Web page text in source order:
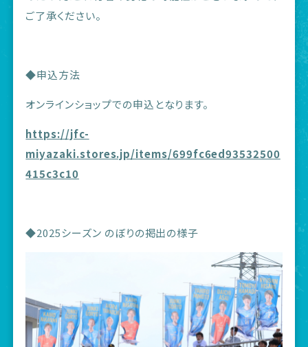
ご了承ください。
◆申込方法
オンラインショップでの申込となります。
https://jfc-
miyazaki.stores.jp/items/699fc6ed93532500
415c3c10
◆2025シーズン のぼりの掲出の様子